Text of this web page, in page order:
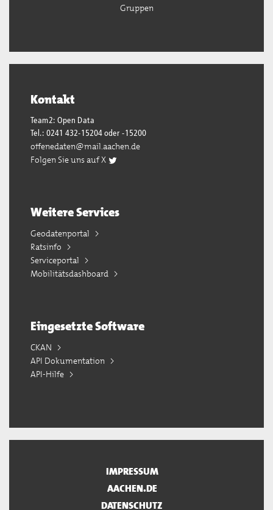
Gruppen
Kontakt
Team2: Open Data
Tel.: 0241 432-15204 oder -15200
offenedaten@mail.aachen.de
Folgen Sie uns auf X
Weitere Services
Geodatenportal
Ratsinfo
Serviceportal
Mobilitätsdashboard
Eingesetzte Software
CKAN
API Dokumentation
API-Hilfe
IMPRESSUM
AACHEN.DE
DATENSCHUTZ